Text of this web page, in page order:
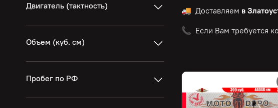
🚚 Доставляем в
📞 Если Вам требуется
Двигатель (тактность)
Объем (куб. см)
Пробег по РФ